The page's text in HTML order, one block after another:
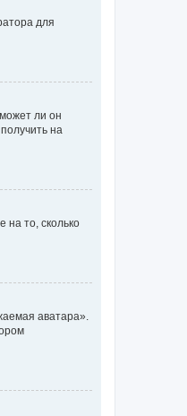
для
ли он
на
на то, сколько
аватара».